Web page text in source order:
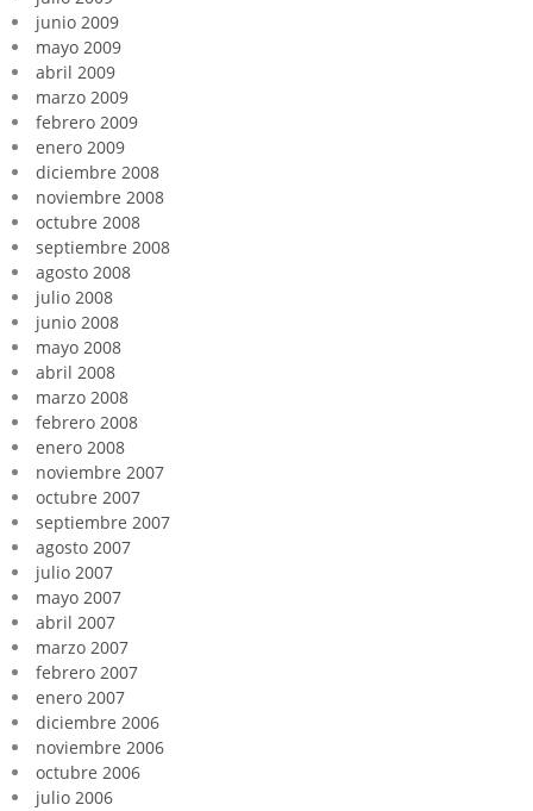
junio 2009
mayo 2009
abril 2009
marzo 2009
febrero 2009
enero 2009
diciembre 2008
noviembre 2008
octubre 2008
septiembre 2008
agosto 2008
julio 2008
junio 2008
mayo 2008
abril 2008
marzo 2008
febrero 2008
enero 2008
noviembre 2007
octubre 2007
septiembre 2007
agosto 2007
julio 2007
mayo 2007
abril 2007
marzo 2007
febrero 2007
enero 2007
diciembre 2006
noviembre 2006
octubre 2006
julio 2006